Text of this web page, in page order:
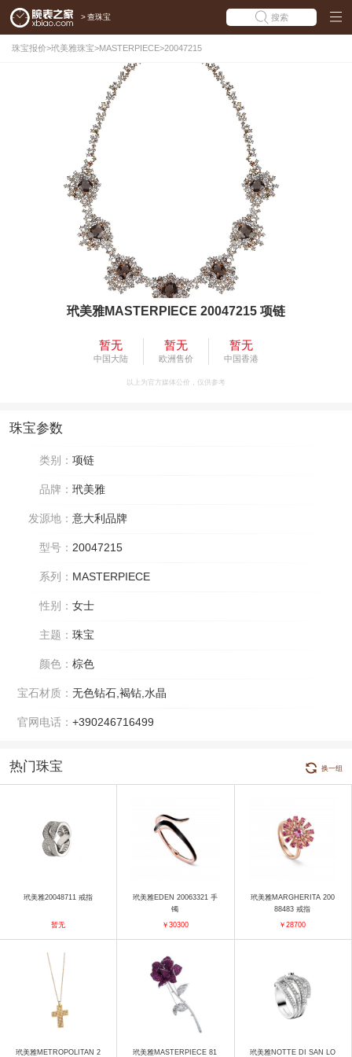
> 查珠宝 搜索
珠宝报价>玳美雅珠宝>MASTERPIECE>20047215
玳美雅MASTERPIECE 20047215 项链
暂无
中国大陆
暂无
欧洲售价
暂无
中国香港
以上为官方媒体公价，仅供参考
珠宝参数
类别： 项链
品牌： 玳美雅
发源地： 意大利品牌
型号： 20047215
系列： MASTERPIECE
性别： 女士
主题： 珠宝
颜色： 棕色
宝石材质： 无色钻石,褐钻,水晶
官网电话： +390246716499
热门珠宝 换一组
玳美雅20048711 戒指
暂无
玳美雅EDEN 20063321 手
镯
￥30300
玳美雅MARGHERITA 200
88483 戒指
￥28700
玳美雅METROPOLITAN 2 玳美雅MASTERPIECE 81 玳美雅NOTTE DI SAN LO